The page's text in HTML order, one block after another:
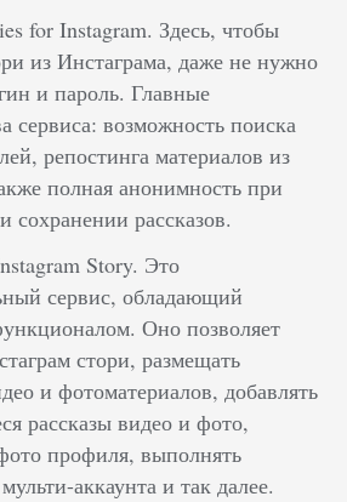
for Instagram. Здесь, чтобы
из Инстаграма, даже не нужно
и пароль. Главные
сервиса: возможность поиска
репостинга материалов из
полная анонимность при
сохранении рассказов.
Story. Это
сервис, обладающий
Оно позволяет
стори, размещать
и фотоматериалов, добавлять
рассказы видео и фото,
профиля, выполнять
аккаунта и так далее.